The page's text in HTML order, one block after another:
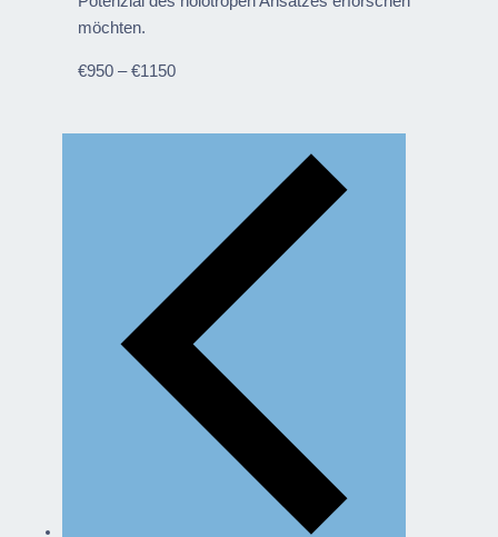
möchten.
€950 – €1150